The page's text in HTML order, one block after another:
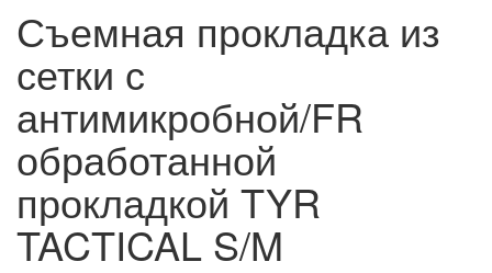
Съемная прокладка из
сетки с
антимикробной/FR
обработанной
прокладкой TYR
TACTICAL S/M